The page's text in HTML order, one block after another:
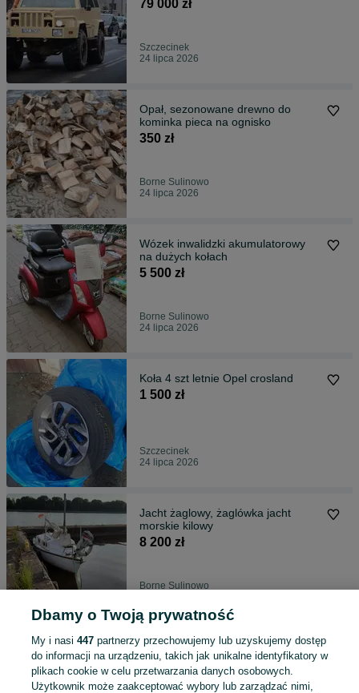
79 000 zł
Szczecinek
24 lipca 2026
Opał, sezonowane drewno do
kominka pieca na ognisko
350 zł
Borne Sulinowo
24 lipca 2026
Wózek inwalidzki akumulatorowy
na dużych kołach
5 500 zł
Borne Sulinowo
24 lipca 2026
Koła 4 szt letnie Opel crosland
1 500 zł
Szczecinek
24 lipca 2026
Jacht żaglowy, żaglówka jacht
morskie kilowy
8 200 zł
Borne Sulinowo
Drewno opałowe kominkowe
drzewo
350 zł
Dbamy o Twoją prywatność
My i nasi 447partnerzy przechowujemy lub uzyskujemy dostęp
do informacji na urządzeniu, takich jak unikalne identyfikatory w
plikach cookie w celu przetwarzania danych osobowych.
Użytkownik może zaakceptować wybory lub zarządzać nimi,